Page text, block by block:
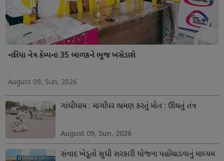
નલિયા નેત્ર કેમ્પના 35 બાળકને ભુજ ખસેડાશે
August 09, Sun, 2026
ગાંધીધામ : માર્ગો પર ભ્રમણ કરતું મોત : ઊંઘતું તંત્ર
August 09, Sun, 2026
સંવાદ ખેડૂતો સુધી સરકારી યોજના પહોંચાડવાનું માધ્યમ